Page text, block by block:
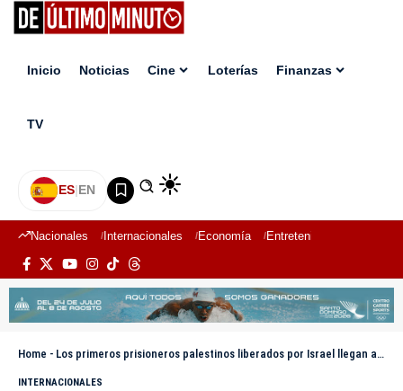
Inicio Noticias Cine Loterías Finanzas
TV
ES|EN
Nacionales Internacionales Economía Entretenimiento
Home - Los primeros prisioneros palestinos liberados por Israel llegan a su destino en Ramala
INTERNACIONALES